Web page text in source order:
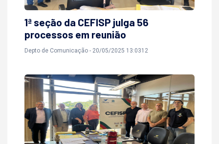
1ª seção da CEFISP julga 56
processos em reunião
Depto de Comunicação - 20/05/2025 13:0312